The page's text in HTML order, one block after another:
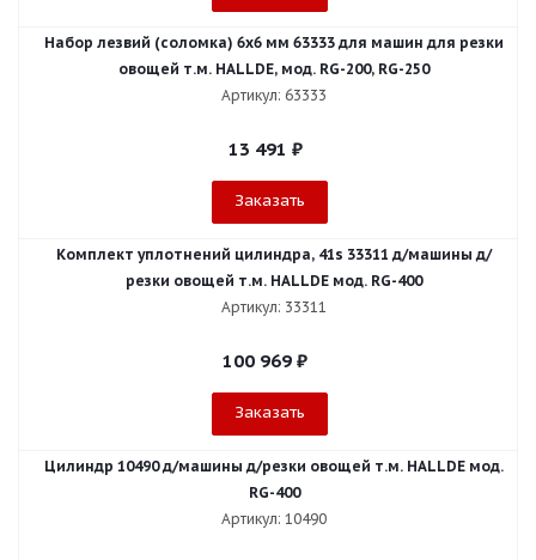
Набор лезвий (соломка) 6х6 мм 63333 для машин для резки
овощей т.м. HALLDE, мод. RG-200, RG-250
Артикул: 63333
13 491 ₽
Заказать
Комплект уплотнений цилиндра, 41s 33311 д/машины д/
резки овощей т.м. HALLDE мод. RG-400
Артикул: 33311
100 969 ₽
Заказать
Цилиндр 10490 д/машины д/резки овощей т.м. HALLDE мод.
RG-400
Артикул: 10490